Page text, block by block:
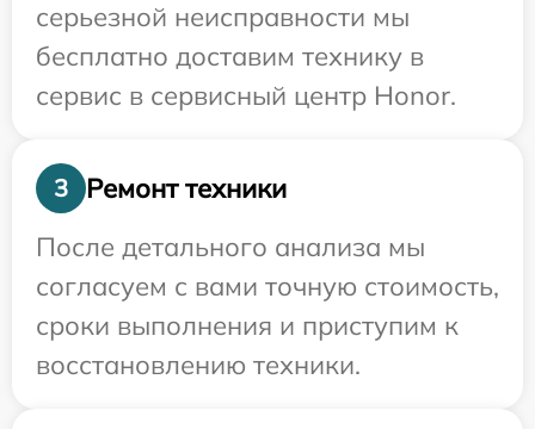
серьезной неисправности мы
бесплатно доставим технику в
сервис в сервисный центр Honor.
3
Ремонт техники
После детального анализа мы
согласуем с вами точную стоимость,
сроки выполнения и приступим к
восстановлению техники.